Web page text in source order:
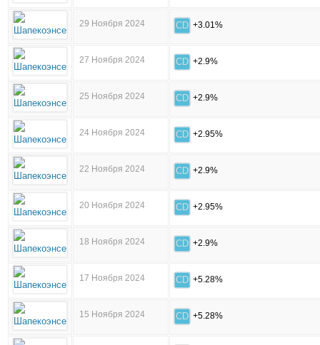
29 Ноября 2024 CD +3.01%
27 Ноября 2024 CD +2.9%
25 Ноября 2024 CD +2.9%
24 Ноября 2024 CD +2.95%
22 Ноября 2024 CD +2.9%
20 Ноября 2024 CD +2.95%
18 Ноября 2024 CD +2.9%
17 Ноября 2024 CD +5.28%
15 Ноября 2024 CD +5.28%